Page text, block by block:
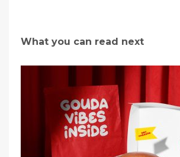
What you can read next